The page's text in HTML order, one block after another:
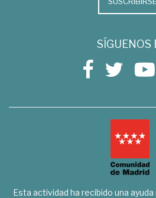
SÍGUENOS
Esta actividad ha recibido una